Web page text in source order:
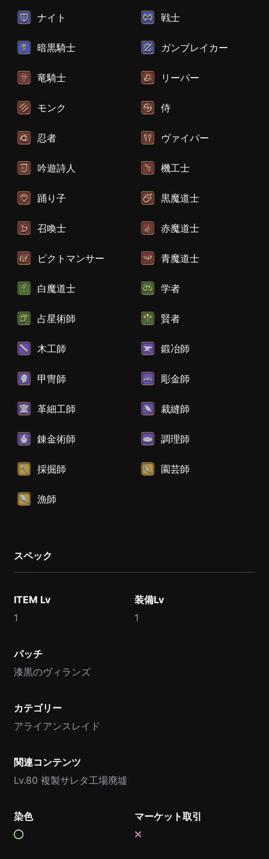
ナイト 戦士
暗黒騎士 ガンブレイカー
竜騎士 リーパー
モンク 侍
忍者 ヴァイパー
吟遊詩人 機工士
踊り子 黒魔道士
召喚士 赤魔道士
ピクトマンサー 青魔道士
白魔道士 学者
占星術師 賢者
木工師 鍛冶師
甲冑師 彫金師
革細工師 裁縫師
錬金術師 調理師
採掘師 園芸師
漁師
スペック
ITEM Lv
1
装備Lv
1
パッチ
漆黒のヴィランズ
カテゴリー
アライアンスレイド
関連コンテンツ
Lv.80 複製サレタ工場廃墟
染色 マーケット取引